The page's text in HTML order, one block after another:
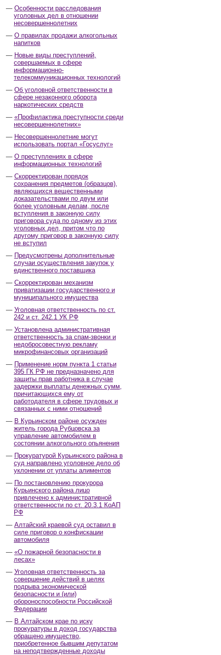
Особенности расследования
уголовных дел в отношении
несовершеннолетних
О правилах продажи алкогольных
напитков
Новые виды преступлений,
совершаемых в сфере
информационно-
телекоммуникационных технологий
Об уголовной ответственности в
сфере незаконного оборота
наркотических средств
«Профилактика преступности среди
несовершеннолетних»
Несовершеннолетние могут
использовать портал «Госуслуг»
О преступлениях в сфере
информационных технологий
Скорректирован порядок
сохранения предметов (образцов),
являющихся вещественными
доказательствами по двум или
более уголовным делам, после
вступления в законную силу
приговора суда по одному из этих
уголовных дел, притом что по
другому приговор в законную силу
не вступил
Предусмотрены дополнительные
случаи осуществления закупок у
единственного поставщика
Скорректирован механизм
приватизации государственного и
муниципального имущества
Уголовная ответственность по ст.
242 и ст. 242.1 УК РФ
Установлена административная
ответственность за спам-звонки и
недобросовестную рекламу
микрофинансовых организаций
Применение норм пункта 1 статьи
395 ГК РФ не предназначено для
защиты прав работника в случае
задержки выплаты денежных сумм,
причитающихся ему от
работодателя в сфере трудовых и
связанных с ними отношений
В Курьинском районе осужден
житель города Рубцовска за
управление автомобилем в
состоянии алкогольного опьянения
Прокуратурой Курьинского района в
суд направлено уголовное дело об
уклонении от уплаты алиментов
По постановлению прокурора
Курьинского района лицо
привлечено к административной
ответственности по ст. 20.3.1 КоАП
РФ
Алтайский краевой суд оставил в
силе приговор о конфискации
автомобиля
«О пожарной безопасности в
лесах»
Уголовная ответственность за
совершение действий в целях
подрыва экономической
безопасности и (или)
обороноспособности Российской
Федерации
В Алтайском крае по иску
прокуратуры в доход государства
обращено имущество,
приобретенное бывшим депутатом
на неподтвержденные доходы